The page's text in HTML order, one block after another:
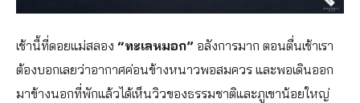
เช้านี้ที่ดอยแม่สลอง “ทะเลหมอก” อลังการมาก ตอนตื่นเช้าเรา
ต้องบอกเลยว่าอากาศค่อนข้างหนาวพอสมควร และพอเดินออก
มาข้างนอกที่พักแล้วได้เห็นวิวของธรรมชาติและภูเขาน้อยใหญ่